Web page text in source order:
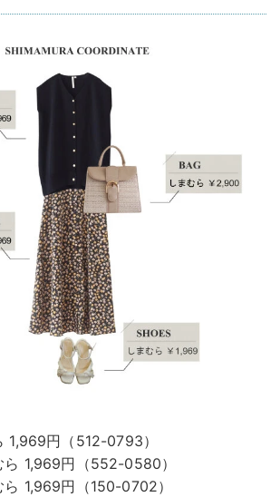
1,969円（512-0793）
ら 1,969円（552-0580）
1,969円（150-0702）